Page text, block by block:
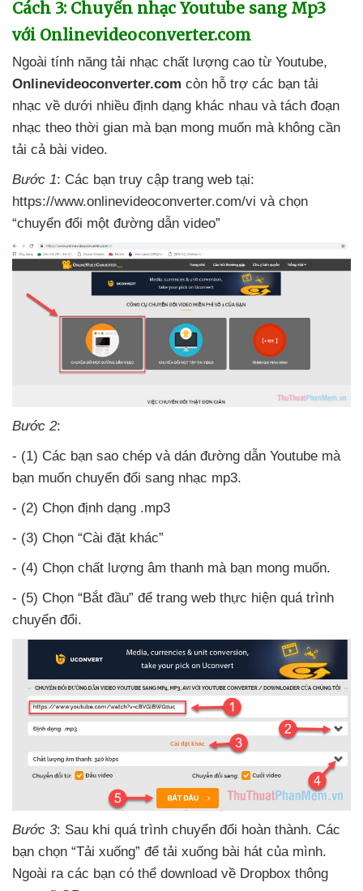
Cách 3: Chuyển nhạc Youtube sang Mp3
với Onlinevideoconverter.com
Ngoài tính năng tải nhạc chất lượng cao từ Youtube,
Onlinevideoconverter.com còn hỗ trợ các bạn tải
nhạc về dưới nhiều định dạng khác nhau và tách đoạn
nhạc theo thời gian mà bạn mong muốn mà không cần
tải cả bài video.
Bước 1: Các bạn truy cập trang web tại:
https://www.onlinevideoconverter.com/vi và chọn
“chuyển đổi một đường dẫn video”
Bước 2:
- (1) Các bạn sao chép và dán đường dẫn Youtube mà
bạn muốn chuyển đổi sang nhạc mp3.
- (2) Chọn định dạng .mp3
- (3) Chọn “Cài đặt khác”
- (4) Chọn chất lượng âm thanh mà bạn mong muốn.
- (5) Chọn “Bắt đầu” để trang web thực hiện quá trình
chuyển đổi.
Bước 3: Sau khi quá trình chuyển đổi hoàn thành. Các
bạn chọn “Tải xuống” để tải xuống bài hát của mình.
Ngoài ra các bạn có thể download về Dropbox thông